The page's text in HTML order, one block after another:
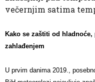
večernjim satima
Kako se zaštiti od
zahlađenjem
U prvim danima 2019.,